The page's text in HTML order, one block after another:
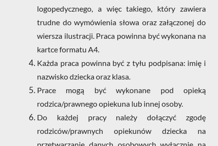
logopedycznego, a więc takiego, który zawiera
trudne do wymówienia słowa oraz załączonej do
wiersza ilustracji. Praca powinna być wykonana na
kartce formatu A4.
Każda praca powinna być z tyłu podpisana: imię i
nazwisko dziecka oraz klasa.
Prace mogą być wykonane pod opieką
rodzica/prawnego opiekuna lub innej osoby.
Do każdej pracy należy dołączyć zgodę
rodziców/prawnych opiekunów dziecka na